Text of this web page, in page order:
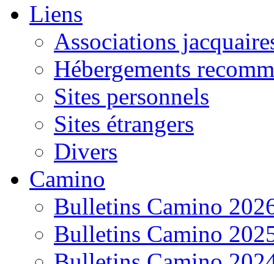
Liens
Associations
Hébergements
Sites personnels
Sites étrangers
Divers
Camino
Bulletins Camino
Bulletins Camino